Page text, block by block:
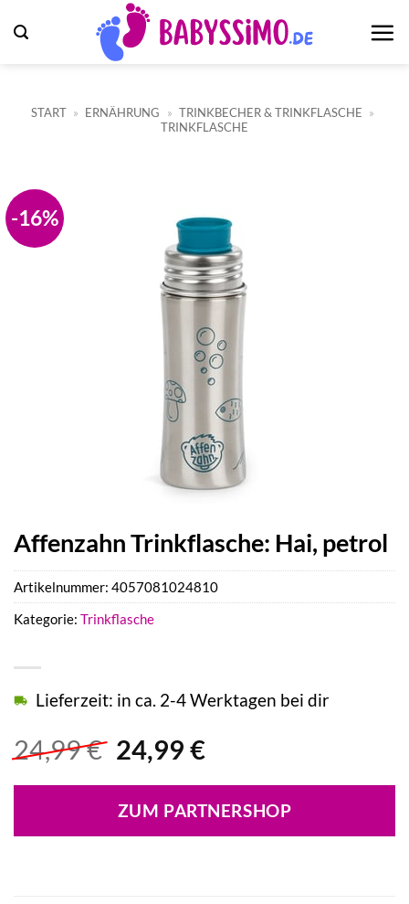
Inhalt
START » ERNÄHRUNG » TRINKBECHER & TRINKFLASCHE »
TRINKFLASCHE
-16%
Affenzahn Trinkflasche: Hai, petrol
24,99€ Ursprünglicher
war:
24,99 €
24,99 €Aktueller
ist:
24,99 €.
Lieferzeit: in ca. 2-4 Werktagen bei dir
ZUM PARTNERSHOP
Artikelnummer: 4057081024810
Kategorie: Trinkflasche